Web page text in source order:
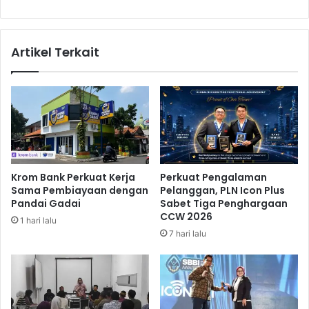
i
b
n
S
a
m
p
a
h
J
a
i
h
m
l
a
g
a
a
m
i
e
H
Artikel Terkait
Krom Bank Perkuat Kerja
Sama Pembiayaan dengan
Pandai Gadai
1 hari lalu
Perkuat Pengalaman
Pelanggan, PLN Icon Plus
Sabet Tiga Penghargaan
CCW 2026
7 hari lalu